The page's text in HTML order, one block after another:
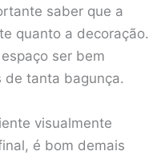
saber que a
quanto a decoração.
ser bem
de tanta bagunça.
visualmente
é bom demais